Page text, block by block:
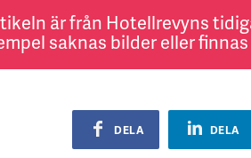
är från Hotellrevyns
saknas bilder eller
DELA DELA